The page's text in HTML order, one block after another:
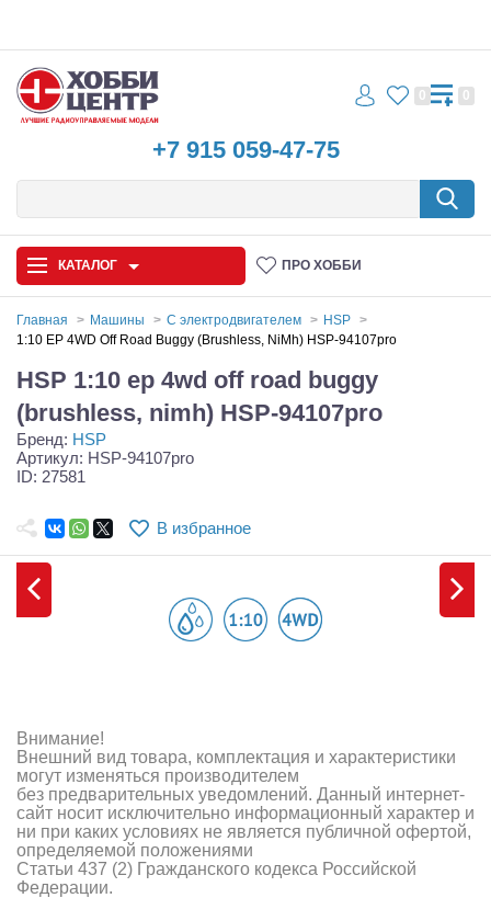
+7 915 059-47-75
0 0
КАТАЛОГ ПРО ХОББИ
Запчасти и аксессуары
Игрушки
Судомодели
Аккумуляторы и батарейки
Зарядные устройства и блоки питания
Двигатели
Технические жидкости
Главная Машины С электродвигателем
HSP
1:10 EP 4WD Off Road Buggy (Brushless, NiMh) HSP-94107pro
HSP 1:10 ep 4wd off road buggy
(brushless, nimh) HSP-94107pro
Бренд: HSP
Артикул: HSP-94107pro
ID: 27581
В избранное
Внимание!
Внешний вид товара, комплектация и характеристики
могут изменяться производителем
без предварительных уведомлений. Данный интернет-
сайт носит исключительно информационный характер и
ни при каких условиях не является публичной офертой,
определяемой положениями
Статьи 437 (2) Гражданского кодекса Российской
Федерации.